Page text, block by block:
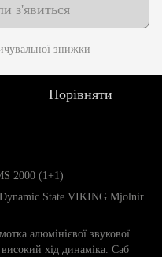
з'явиться
знижки
Порівняти
2000 (1+1)
State VIKING Mjolnir
алюмінієвої звукової
хід динаміка. Саб